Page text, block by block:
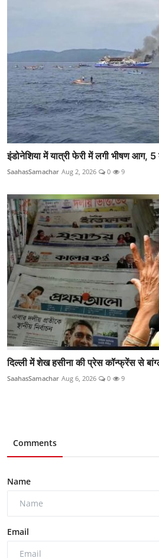
इंडोनेशिया में यात्री फेरी में लगी भीषण आग,
SaahasSamachar Aug 2, 2026 0 9
दिल्ली में शेख हसीना की प्रेस कॉन्फ्रेंस से
SaahasSamachar Aug 6, 2026 0 9
Comments
Name
Email